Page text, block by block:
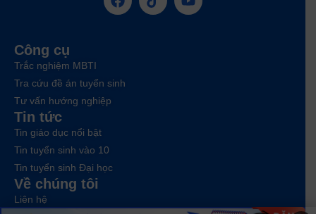
Công cụ
Trắc nghiệm MBTI
Tra cứu đề án tuyển sinh
Tư vấn hướng nghiệp
Tin tức
Tin giáo dục nổi bật
Tin tuyển sinh vào 10
Tin tuyển sinh Đại học
Về chúng tôi
Liên hệ